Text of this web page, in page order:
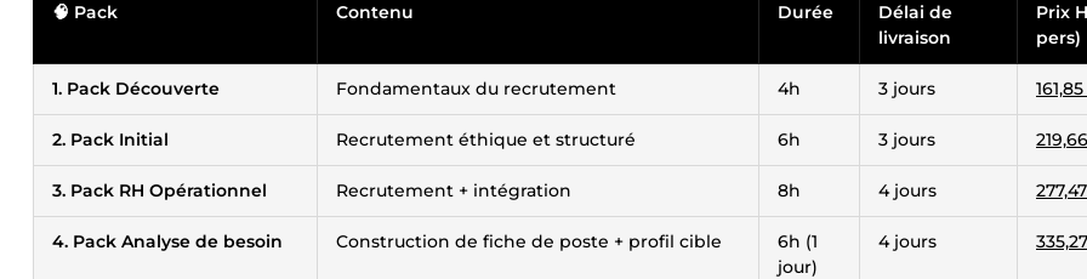
🧠 Pack Contenu Durée
Délai de
livraison
Prix
pers)
1. Pack Découverte Fondamentaux du recrutement 4h 3 jours
2. Pack Initial Recrutement éthique et structuré 6h 3 jours
3. Pack RH Opérationnel Recrutement + intégration 8h 4 jours
4. Pack Analyse de besoin Construction de fiche de poste + profil cible
6h (1
jour)
4 jours